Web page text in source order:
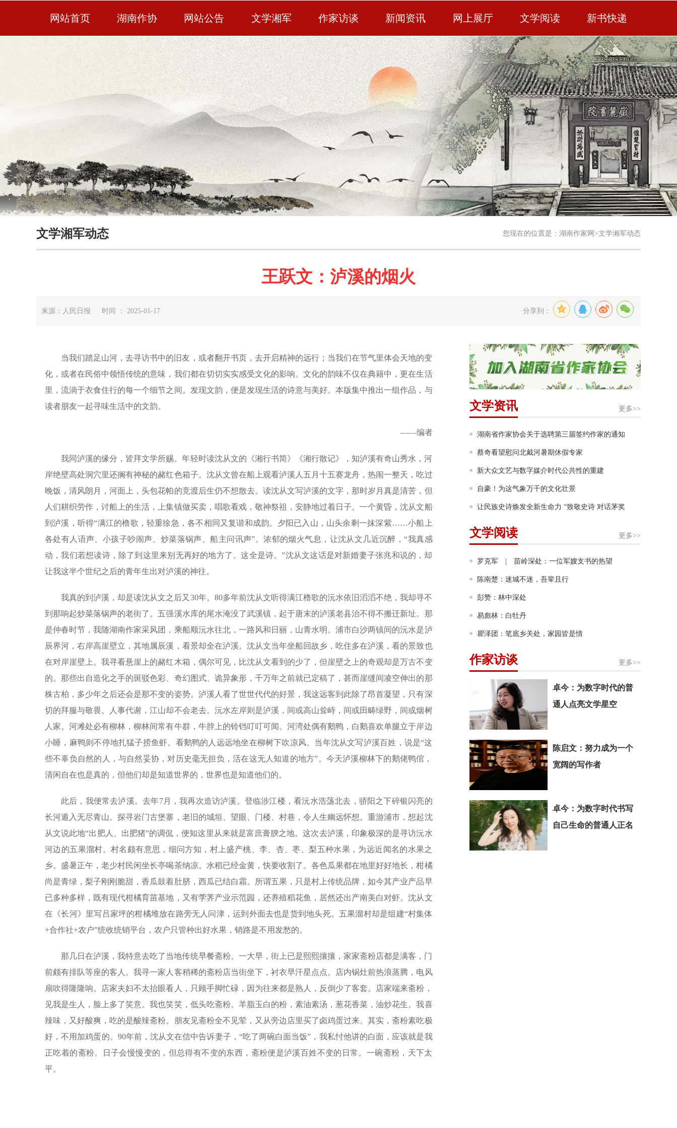
网站首页 湖南作协 网站公告 文学湘军 作家访谈 新闻资讯 网上展厅 文学阅读 新书快递
文学湘军动态 您现在的位置是： 湖南作家网 >文学湘军动态
王跃文：泸溪的烟火
来源：人民日报 时间 ： 2025-01-17 分享到：
当我们踏足山河，去寻访书中的旧友，或者翻开书页，去开启精神的远行；当我们在节气里体会天地的变
化，或者在民俗中领悟传统的意味，我们都在切切实实感受文化的影响。文化的韵味不仅在典籍中，更在生活
里，流淌于衣食住行的每一个细节之间。发现文韵，便是发现生活的诗意与美好。本版集中推出一组作品，与
读者朋友一起寻味生活中的文韵。
——编者
我同泸溪的缘分，皆拜文学所赐。年轻时读沈从文的《湘行书简》《湘行散记》，知泸溪有奇山秀水，河
岸绝壁高处洞穴里还搁有神秘的赭红色箱子。沈从文曾在船上观看泸溪人五月十五赛龙舟，热闹一整天，吃过
晚饭，清风朗月，河面上，头包花帕的竞渡后生仍不想散去。读沈从文写泸溪的文字，那时岁月真是清苦，但
人们耕织劳作，讨船上的生活，上集镇做买卖，唱歌看戏，敬神祭祖，安静地过着日子。一个黄昏，沈从文船
到泸溪，听得“满江的橹歌，轻重徐急，各不相同又复谐和成韵。夕阳已入山，山头余剩一抹深紫……小船上
各处有人语声、小孩子吵闹声、炒菜落锅声、船主问讯声”。浓郁的烟火气息，让沈从文几近沉醉，“我真感
动，我们若想读诗，除了到这里来别无再好的地方了。这全是诗。”沈从文这话是对新婚妻子张兆和说的，却
让我这半个世纪之后的青年生出对泸溪的神往。
我真的到泸溪，却是读沈从文之后又30年。80多年前沈从文听得满江橹歌的沅水依旧滔滔不绝，我却寻不
到那响起炒菜落锅声的老街了。五强溪水库的尾水淹没了武溪镇，起于唐末的泸溪老县治不得不搬迁新址。那
是仲春时节，我随湖南作家采风团，乘船顺沅水往北，一路风和日丽，山青水明。浦市白沙两镇间的沅水是泸
辰界河，右岸高崖壁立，其地属辰溪，看景却全在泸溪。沈从文当年坐船回故乡，吃住多在泸溪，看的景致也
在对岸崖壁上。我寻看悬崖上的赭红木箱，偶尔可见，比沈从文看到的少了，但崖壁之上的奇观却是万古不变
的。那些出自造化之手的斑驳色彩、奇幻图式、诡异象形，千万年之前就已定稿了，甚而崖缝间凌空伸出的那
株古柏，多少年之后还会是那不变的姿势。泸溪人看了世世代代的好景，我这远客到此除了昂首凝望，只有深
切的拜服与敬畏。人事代谢，江山却不会老去。沅水左岸则是泸溪，间或高山耸峙，间或田畴绿野，间或烟树
人家。河滩处必有柳林，柳林间常有牛群，牛脖上的铃铛叮叮可闻。河湾处偶有鹅鸭，白鹅喜欢单腿立于岸边
小睡，麻鸭则不停地扎猛子捞鱼虾。看鹅鸭的人远远地坐在柳树下吹凉风。当年沈从文写泸溪百姓，说是“这
些不辜负自然的人，与自然妥协，对历史毫无担负，活在这无人知道的地方”。今天泸溪柳林下的鹅佬鸭倌，
清闲自在也是真的，但他们却是知道世界的，世界也是知道他们的。
此后，我便常去泸溪。去年7月，我再次造访泸溪。登临涉江楼，看沅水浩荡北去，骄阳之下碎银闪亮的
长河遁入无尽青山。探寻岩门古堡寨，老旧的城垣、望眼、门楼、村巷，令人生幽远怀想。重游浦市，想起沈
从文说此地“出肥人、出肥猪”的调侃，便知这里从来就是富庶膏腴之地。这次去泸溪，印象极深的是寻访沅水
河边的五果溜村。村名颇有意思，细问方知，村上盛产桃、李、杏、枣、梨五种水果，为远近闻名的水果之
乡。盛暑正午，老少村民闲坐长亭喝茶纳凉。水稻已经金黄，快要收割了。各色瓜果都在地里好好地长，柑橘
尚是青绿，梨子刚刚脆甜，香瓜鼓着肚脐，西瓜已结白霜。所谓五果，只是村上传统品牌，如今其产业产品早
已多种多样，既有现代柑橘育苗基地，又有茡荠产业示范园，还养殖稻花鱼，居然还出产南美白对虾。沈从文
在《长河》里写吕家坪的柑橘堆放在路旁无人问津，运到外面去也是货到地头死。五果溜村却是组建“村集体
+合作社+农户”统收统销平台，农户只管种出好水果，销路是不用发愁的。
那几日在泸溪，我特意去吃了当地传统早餐斋粉。一大早，街上已是熙熙攘攘，家家斋粉店都是满客，门
前颇有排队等座的客人。我寻一家人客稍稀的斋粉店当街坐下，衬衣早汗星点点。店内锅灶前热浪蒸腾，电风
扇吹得隆隆响。店家夫妇不太抬眼看人，只顾手脚忙碌，因为往来都是熟人，反倒少了客套。店家端来斋粉，
见我是生人，脸上多了笑意。我也笑笑，低头吃斋粉。羊脂玉白的粉，素油素汤，葱花香菜，油炒花生。我喜
辣味，又好酸爽，吃的是酸辣斋粉。朋友见斋粉全不见荤，又从旁边店里买了卤鸡蛋过来。其实，斋粉素吃极
好，不用加鸡蛋的。90年前，沈从文在信中告诉妻子，“吃了两碗白面当饭”，我私忖他讲的白面，应该就是我
正吃着的斋粉。日子会慢慢变的，但总得有不变的东西，斋粉便是泸溪百姓不变的日常。一碗斋粉，天下太
平。
更多>>
文学资讯
湖南省作家协会关于选聘第三届签约作家的通知
蔡奇看望慰问北戴河暑期休假专家
新大众文艺与数字媒介时代公共性的重建
自豪！为这气象万千的文化壮景
让民族史诗焕发全新生命力 “致敬史诗 对话茅奖
更多>>
文学阅读
罗克军 | 苗岭深处：一位军嫂支书的热望
陈南楚：迷城不迷，吾辈且行
彭赞：林中深处
易彪林：白牡丹
瞿泽团：笔底乡关处，家园皆是情
更多>>
作家访谈
卓今：为数字时代的普
通人点亮文学星空
陈启文：努力成为一个
宽阔的写作者
卓今：为数字时代书写
自己生命的普通人正名